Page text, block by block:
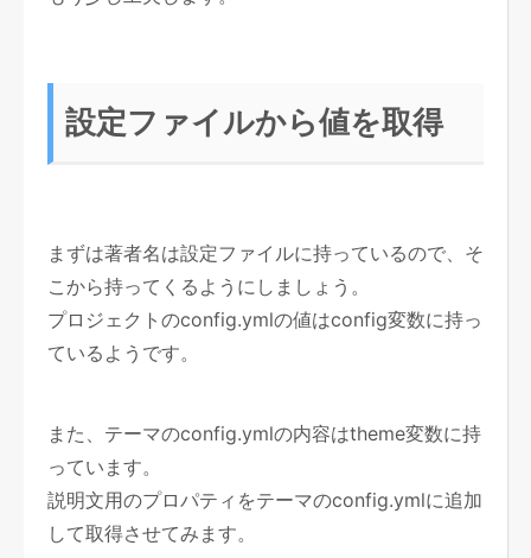
設定ファイルから値を取得
まずは著者名は設定ファイルに持っているので、そ
こから持ってくるようにしましょう。
プロジェクトのconfig.ymlの値はconfig変数に持っ
ているようです。
また、テーマのconfig.ymlの内容はtheme変数に持
っています。
説明文用のプロパティをテーマのconfig.ymlに追加
して取得させてみます。